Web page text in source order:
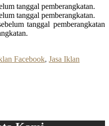
tanggal pemberangkatan.
tanggal pemberangkatan.
tanggal pemberangkatan
Facebook, Jasa Iklan